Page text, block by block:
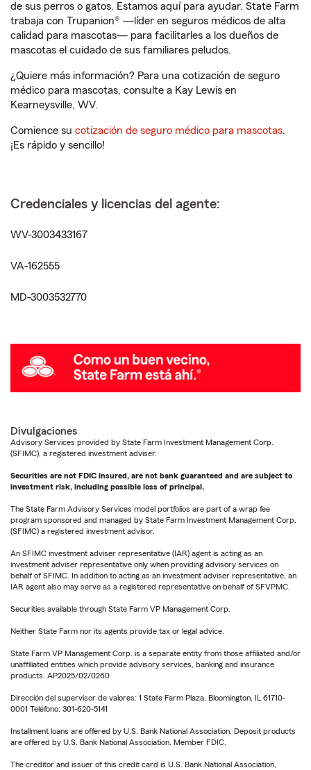
de sus perros o gatos. Estamos aquí para ayudar. State Farm
trabaja con Trupanion® —líder en seguros médicos de alta
calidad para mascotas— para facilitarles a los dueños de
mascotas el cuidado de sus familiares peludos.
¿Quiere más información? Para una cotización de seguro
médico para mascotas, consulte a Kay Lewis en
Kearneysville, WV.
Comience su cotización de seguro médico para mascotas.
¡Es rápido y sencillo!
Credenciales y licencias del agente:
WV-3003433167
VA-162555
MD-3003532770
Divulgaciones
Advisory Services provided by State Farm Investment Management Corp.
(SFIMC), a registered investment adviser.
Securities are not FDIC insured, are not bank guaranteed and are subject to
investment risk, including possible loss of principal.
The State Farm Advisory Services model portfolios are part of a wrap fee
program sponsored and managed by State Farm Investment Management Corp.
(SFIMC) a registered investment advisor.
An SFIMC investment adviser representative (IAR) agent is acting as an
investment adviser representative only when providing advisory services on
behalf of SFIMC. In addition to acting as an investment adviser representative, an
IAR agent also may serve as a registered representative on behalf of SFVPMC.
Securities available through State Farm VP Management Corp.
Neither State Farm nor its agents provide tax or legal advice.
State Farm VP Management Corp. is a separate entity from those affiliated and/or
unaffiliated entities which provide advisory services, banking and insurance
products. AP2025/02/0260
Dirección del supervisor de valores: 1 State Farm Plaza, Bloomington, IL 61710-
0001 Teléfono: 301-620-5141
Installment loans are offered by U.S. Bank National Association. Deposit products
are offered by U.S. Bank National Association. Member FDIC.
The creditor and issuer of this credit card is U.S. Bank National Association,